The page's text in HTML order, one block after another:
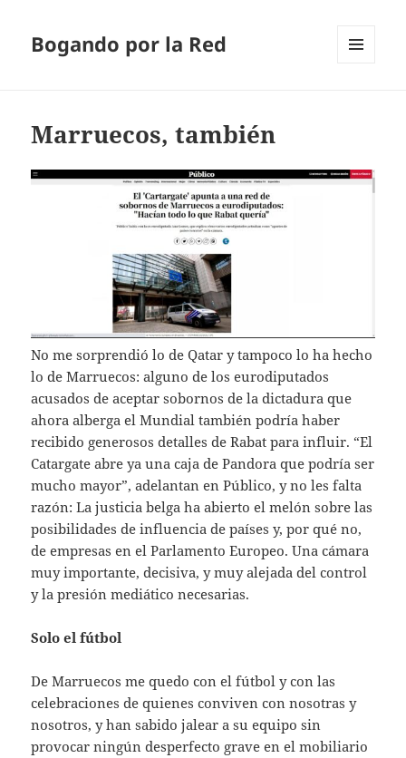
Bogando por la Red
Marruecos, también
No me sorprendió lo de Qatar y tampoco lo ha hecho
lo de Marruecos: alguno de los eurodiputados
acusados de aceptar sobornos de la dictadura que
ahora alberga el Mundial también podría haber
recibido generosos detalles de Rabat para influir. “El
Catargate abre ya una caja de Pandora que podría ser
mucho mayor”, adelantan en Público, y no les falta
razón: La justicia belga ha abierto el melón sobre las
posibilidades de influencia de países y, por qué no,
de empresas en el Parlamento Europeo. Una cámara
muy importante, decisiva, y muy alejada del control
y la presión mediático necesarias.
Solo el fútbol
De Marruecos me quedo con el fútbol y con las
celebraciones de quienes conviven con nosotras y
nosotros, y han sabido jalear a su equipo sin
provocar ningún desperfecto grave en el mobiliario